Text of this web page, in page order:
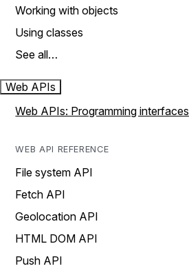
Working with objects
Using classes
See all…
Web APIs
Web APIs: Programming interfaces
WEB API REFERENCE
File system API
Fetch API
Geolocation API
HTML DOM API
Push API